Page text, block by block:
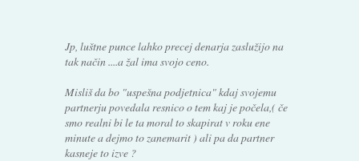
Jp, luštne punce lahko precej denarja zaslužijo na
tak način ....a žal ima svojo ceno.
Misliš da bo "uspešna podjetnica" kdaj svojemu
partnerju povedala resnico o tem kaj je počela,( če
smo realni bi le ta moral to skapirat v roku ene
minute a dejmo to zanemarit ) ali pa da partner
kasneje to izve ?